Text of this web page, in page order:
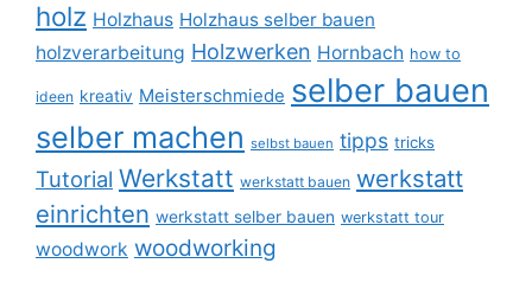
holz Holzhaus Holzhaus selber bauen
holzverarbeitung Holzwerken Hornbach how to
ideen kreativ Meisterschmiede selber bauen
selber machen selbst bauen tipps tricks
Tutorial Werkstatt werkstatt bauen werkstatt
einrichten werkstatt selber bauen werkstatt tour
woodwork woodworking